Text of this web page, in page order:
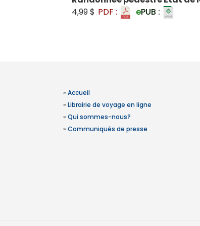
4,99 $ PDF : ePUB :
» Accueil
» Librairie de voyage en ligne
» Qui sommes-nous?
» Communiqués de presse